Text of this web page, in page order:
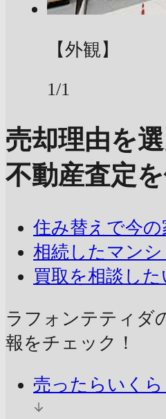
【外観】
1/1
売却理由を
不動産査定
住み替えで今
相続したマン
買取を相談した
ラフォンテティダ
報をチェック！
売ったらいくら